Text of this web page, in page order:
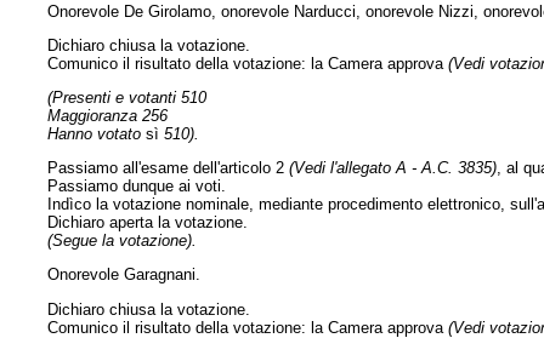
Onorevole De Girolamo, onorevole Narducci, onorevole Nizzi,
Dichiaro chiusa la votazione.
Comunico il risultato della votazione: la Camera approva(Vedi
(Presenti e votanti 510
Maggioranza 256
Hanno votato sì510).
Passiamo all'esame dell'articolo 2(Vedi l'allegato A - A.C. 3835), al
Passiamo dunque ai voti.
Indìco la votazione nominale, mediante procedimento elettronico,
Dichiaro aperta la votazione.
(Segue la votazione).
Onorevole Garagnani.
Dichiaro chiusa la votazione.
Comunico il risultato della votazione: la Camera approva(Vedi